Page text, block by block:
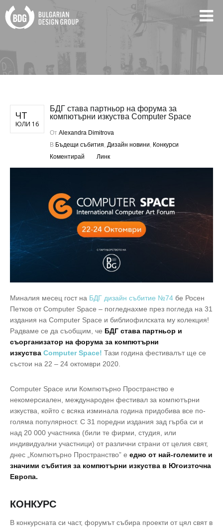
ЧТ
ЮЛИ 16
БДГ става партньор на форума за
компютърни изкуства Computer Space
От Alexandra Dimitrova
В Бъдещи събития, Дизайн новини, Конкурси
Коментирай
Линк
Миналия месец гост на БДГ дизайн събитие №74 бе Росен
Петков от Computer Space – погледнахме през погледа на 31
издания на Computer Space и библиофилската му колекция!
Радваме се да съобщим, че БДГ става партньор и
съорганизатор на форума за компютърни
изкуства Computer Space! Тази година фестивалът ще се
състои на 22 – 24 октомври 2020.
Computer Space или Компютърно Пространство е
некомерсиален, международен фестивал за компютърни
изкуства, който с всяка изминала година придобива все по-
голяма популярност. С 31 поредни издания зад гърба си и
над 20 000 участника (били те фирми, студия, или
индивидуални участници) от различни страни от целия свят,
днес „Компютърно Пространство” е едно от най-големите и
значими събития за компютърни изкуства в Югоизточна
Европа.
КОНКУРС
В конкурсната си част, форумът събира проекти от цял свят в